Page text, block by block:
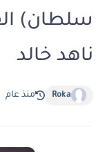
ناهد خالد
Roka منذ عام